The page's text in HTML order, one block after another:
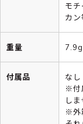
モ
カン
重量 7.9g
付属品
なし
※付
しま
※外